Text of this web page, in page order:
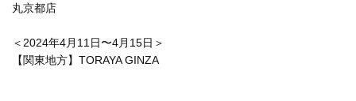
丸京都店
＜2024年4月11日〜4月15日＞
【関東地方】TORAYA GINZA